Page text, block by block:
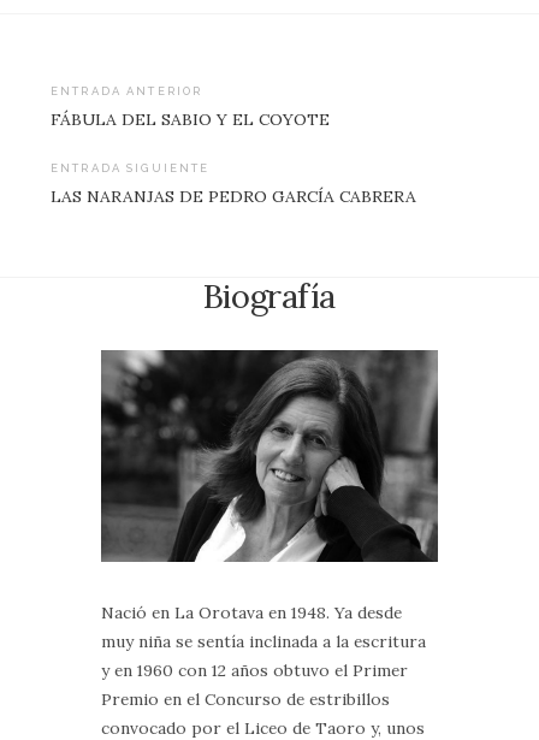
Navegación
de
entradas
ENTRADA ANTERIOR
FÁBULA DEL SABIO Y EL COYOTE
ENTRADA SIGUIENTE
LAS NARANJAS DE PEDRO GARCÍA CABRERA
Biografía
Nació en La Orotava en 1948. Ya desde
muy niña se sentía inclinada a la escritura
y en 1960 con 12 años obtuvo el Primer
Premio en el Concurso de estribillos
convocado por el Liceo de Taoro y, unos